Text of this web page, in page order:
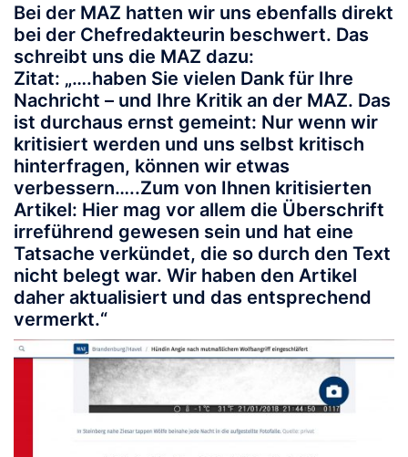
Bei der MAZ hatten wir uns ebenfalls direkt
bei der Chefredakteurin beschwert. Das
schreibt uns die MAZ dazu:
Zitat: „….haben Sie vielen Dank für Ihre
Nachricht – und Ihre Kritik an der MAZ. Das
ist durchaus ernst gemeint: Nur wenn wir
kritisiert werden und uns selbst kritisch
hinterfragen, können wir etwas
verbessern…..Zum von Ihnen kritisierten
Artikel: Hier mag vor allem die Überschrift
irreführend gewesen sein und hat eine
Tatsache verkündet, die so durch den Text
nicht belegt war. Wir haben den Artikel
daher aktualisiert und das entsprechend
vermerkt.“